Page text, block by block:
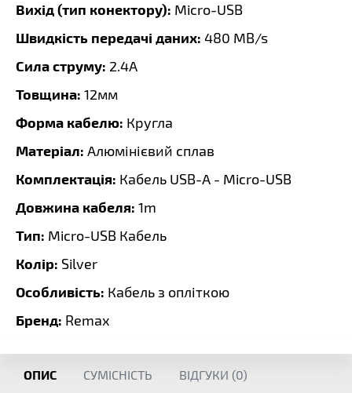
Вихід (тип конектору): Micro-USB
Швидкість передачі даних: 480 MB/s
Сила струму: 2.4A
Товщина: 12мм
Форма кабелю: Кругла
Матеріал: Алюмінієвий сплав
Комплектація: Кабель USB-A - Micro-USB
Довжина кабеля: 1m
Тип: Micro-USB Кабель
Колір: Silver
Особливість: Кабель з опліткою
Бренд: Remax
ОПИС СУМІСНІСТЬ ВІДГУКИ (0)